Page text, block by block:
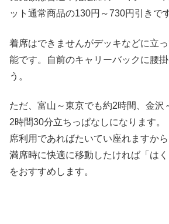
ット通常商品の130円～730円引きです
着席はできませんがデッキなどに立
能です。自前のキャリーバックに腰
う。
ただ、富山～東京でも約2時間、金沢
2時間30分立ちっぱなしになります。
席利用であればたいてい座れますか
満席時に快適に移動したければ「は
をおすすめします。